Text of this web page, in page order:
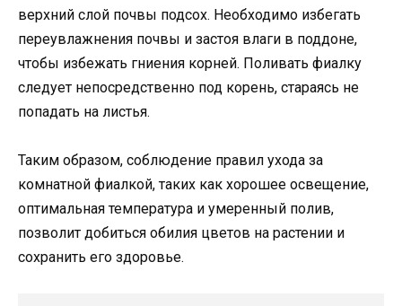
верхний слой почвы подсох. Необходимо избегать
переувлажнения почвы и застоя влаги в поддоне,
чтобы избежать гниения корней. Поливать фиалку
следует непосредственно под корень, стараясь не
попадать на листья.
Таким образом, соблюдение правил ухода за
комнатной фиалкой, таких как хорошее освещение,
оптимальная температура и умеренный полив,
позволит добиться обилия цветов на растении и
сохранить его здоровье.